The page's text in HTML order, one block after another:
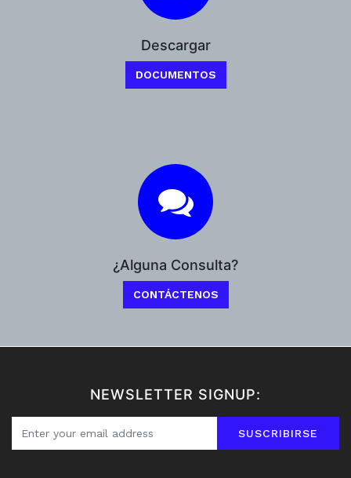
Descargar
DOCUMENTOS
¿Alguna Consulta?
CONTÁCTENOS
NEWSLETTER SIGNUP:
SUSCRIBIRSE